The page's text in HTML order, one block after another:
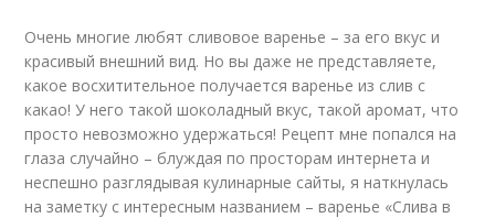
Очень многие любят сливовое варенье – за его вкус и
красивый внешний вид. Но вы даже не представляете,
какое восхитительное получается варенье из слив с
какао! У него такой шоколадный вкус, такой аромат, что
просто невозможно удержаться! Рецепт мне попался на
глаза случайно – блуждая по просторам интернета и
неспешно разглядывая кулинарные сайты, я наткнулась
на заметку с интересным названием – варенье «Слива в